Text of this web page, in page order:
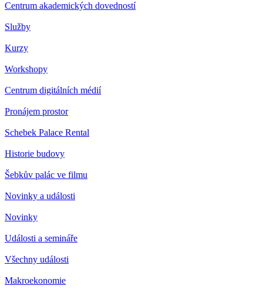
Centrum akademických dovedností
Služby
Kurzy
Workshopy
Centrum digitálních médií
Pronájem prostor
Schebek Palace Rental
Historie budovy
Šebkův palác ve filmu
Novinky a události
Novinky
Události a semináře
Všechny události
Makroekonomie